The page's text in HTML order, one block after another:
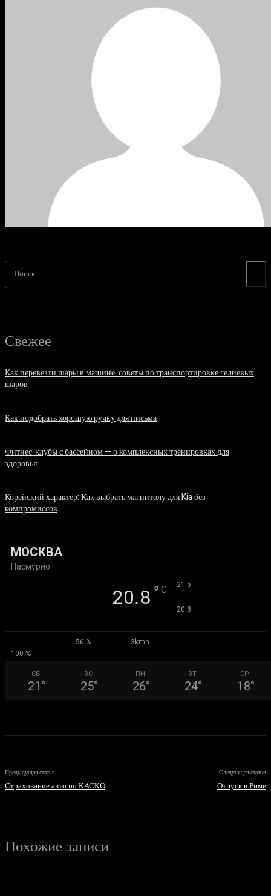
Поиск
Свежее
Как перевезти шары в машине: советы по транспортировке гелиевых
шаров
Как подобрать хорошую ручку для письма
Фитнес-клубы с бассейном — о комплексных тренировках для
здоровья
Корейский характер: Как выбрать магнитолу для Kia без
компромиссов
МОСКВА
Пасмурно
20.8 ° C 21.5
20.8
56 %
3kmh
100 %
СБ
21 °
ВС
25°
ПН
26°
ВТ
24°
СР
18°
Предыдущая статья
Страхование авто по КАСКО
Следующая статья
Отпуск в Риме
Похожие записи